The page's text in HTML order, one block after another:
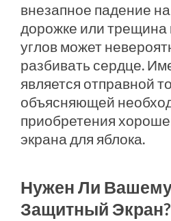
внезапное падение
дорожке или трещина
углов может
разбивать сердце.
является отправной
объясняющей
приобретения
экрана для яблока.
Нужен Ли Вашему
Защитный Экран?